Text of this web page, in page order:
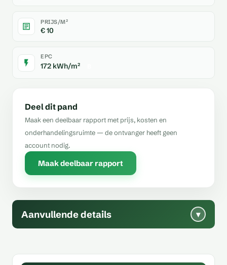
PRIJS/M²
€ 10
EPC
172 kWh/m²
Deel dit pand
Maak een deelbaar rapport met prijs, kosten en
onderhandelingsruimte — de ontvanger heeft geen
account nodig.
Maak deelbaar rapport
Aanvullende details ▾